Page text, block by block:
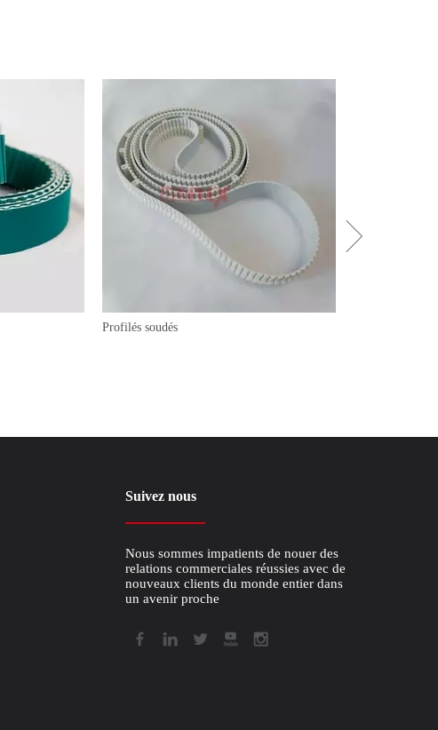
Profilés soudés
Suivez nous
Nous sommes impatients de nouer des
relations commerciales réussies avec de
nouveaux clients du monde entier dans
un avenir proche